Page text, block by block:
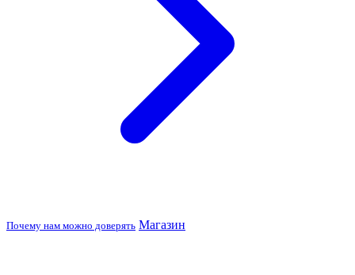
Почему нам можно доверять Магазин